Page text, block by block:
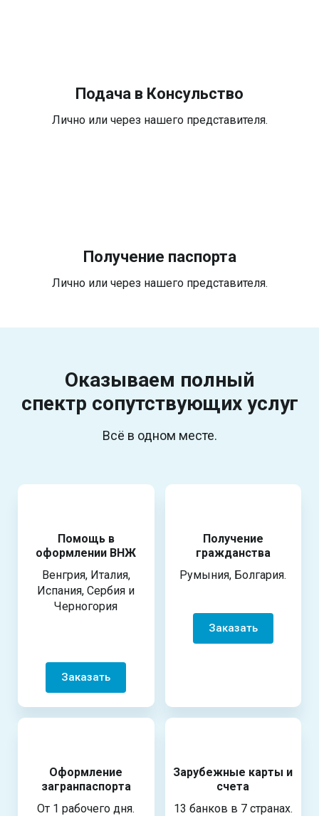
Подача в Консульство
Лично или через нашего представителя.
Получение паспорта
Лично или через нашего представителя.
Оказываем полный
спектр сопутствующих услуг
Всё в одном месте.
Помощь в
оформлении ВНЖ
Венгрия, Италия,
Испания, Сербия и
Черногория
Заказать
Получение
гражданства
Румыния, Болгария.
Заказать
Оформление
загранпаспорта
От 1 рабочего дня.
Зарубежные карты и
счета
13 банков в 7 странах.